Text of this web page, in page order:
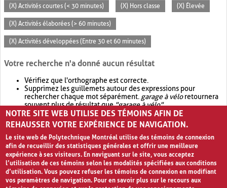
(X) Activités courtes (< 30 minutes) (X) Hors classe (X) Élevée
(X) Activités élaborées (> 60 minutes)
(X) Activités développées (Entre 30 et 60 minutes)
Votre recherche n'a donné aucun résultat
Vérifiez que l'orthographe est correcte.
Supprimez les guillemets autour des expressions pour
rechercher chaque mot séparément. garage à véloretournera
souvent plus de résultat que"garage à vélo".
Envisagez d'élargir votre recherche avec OR.garage OR vélo
retournera souvent plus de résultat quegarage à vélo
NOTRE SITE WEB UTILISE DES TÉMOINS AFIN DE
REHAUSSER VOTRE EXPÉRIENCE DE NAVIGATION.
Le site web de Polytechnique Montréal utilise des témoins de connexion
afin de recueillir des statistiques générales et offrir une meilleure
expérience à ses visiteurs. En naviguant sur le site, vous acceptez
l’utilisation de ces témoins selon les modalités spécifiées aux conditions
d’utilisation. Vous pouvez refuser les témoins de connexion en modifiant
vos paramètres de navigation. Pour en savoir plus sur le recours aux